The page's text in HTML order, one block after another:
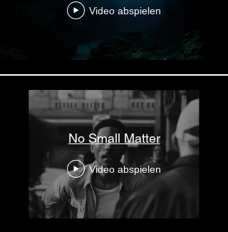
Video abspielen
No Small Matter
Video abspielen